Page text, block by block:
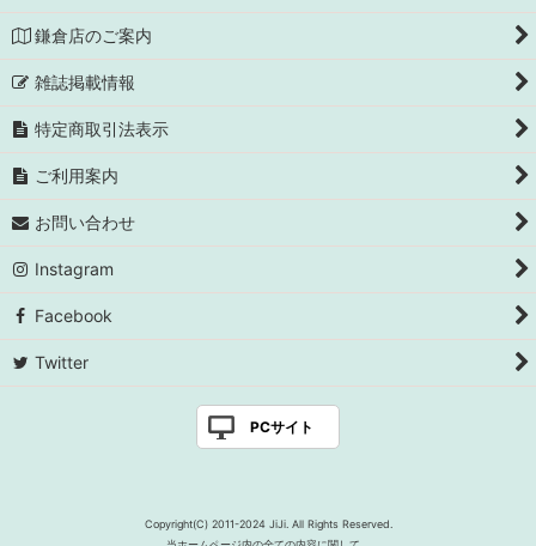
鎌倉店のご案内
雑誌掲載情報
特定商取引法表示
ご利用案内
お問い合わせ
Instagram
Facebook
Twitter
PCサイト
Copyright(C) 2011-2024 JiJi. All Rights Reserved.